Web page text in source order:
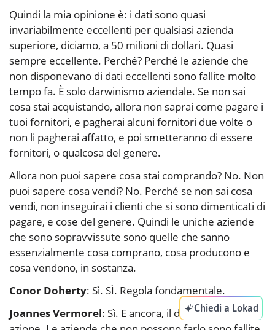
Quindi la mia opinione è: i dati sono quasi
invariabilmente eccellenti per qualsiasi azienda
superiore, diciamo, a 50 milioni di dollari. Quasi
sempre eccellente. Perché? Perché le aziende che
non disponevano di dati eccellenti sono fallite molto
tempo fa. È solo darwinismo aziendale. Se non sai
cosa stai acquistando, allora non saprai come pagare i
tuoi fornitori, e pagherai alcuni fornitori due volte o
non li pagherai affatto, e poi smetteranno di essere
fornitori, o qualcosa del genere.
Allora non puoi sapere cosa stai comprando? No. Non
puoi sapere cosa vendi? No. Perché se non sai cosa
vendi, non inseguirai i clienti che si sono dimenticati di
pagare, e cose del genere. Quindi le uniche aziende
che sono sopravvissute sono quelle che sanno
essenzialmente cosa comprano, cosa producono e
cosa vendono, in sostanza.
Conor Doherty: Sì. SÌ. Regola fondamentale.
Joannes Vermorel: Sì. E ancora, il darwinismo in
Chiedi a Lokad